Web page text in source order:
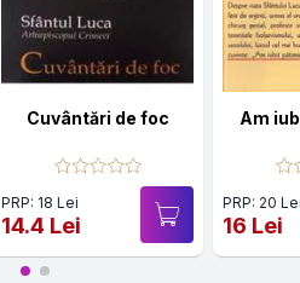
Cuvântări de foc
PRP: 18 Lei
14.4 Lei
Am
PRP: 20
16 Lei